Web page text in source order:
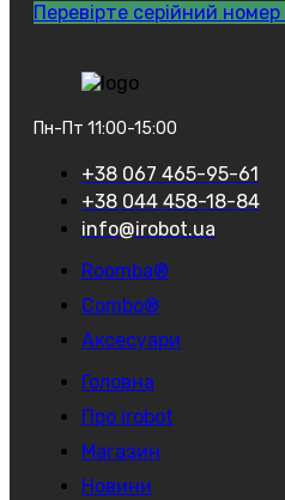
Перевірте серійний
Пн-Пт 11:00-15:00
+38 067 465-95-61
+38 044 458-18-84
info@irobot.ua
Roomba®
Combo®
Аксесуари
Головна
Про irobot
Магазин
Новини